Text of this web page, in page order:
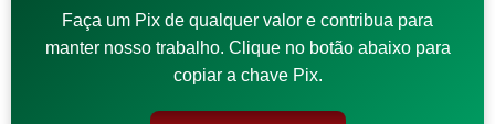
Faça um Pix de qualquer valor e contribua para
manter nosso trabalho. Clique no botão abaixo para
copiar a chave Pix.